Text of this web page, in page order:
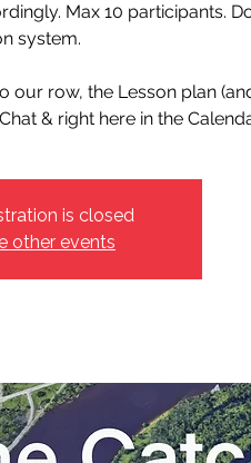
Max 10 participants.
system.
our row, the Lesson plan
& right here in the
is closed
other events